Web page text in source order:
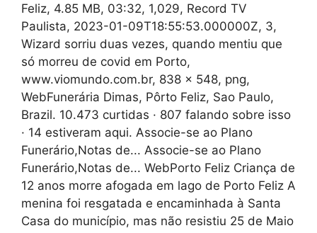
Feliz, 4.85 MB, 03:32, 1,029, Record TV
Paulista, 2023-01-09T18:55:53.000000Z, 3,
Wizard sorriu duas vezes, quando mentiu que
só morreu de covid em Porto,
www.viomundo.com.br, 838 x 548, png,
WebFunerária Dimas, Pôrto Feliz, Sao Paulo,
Brazil. 10.473 curtidas · 807 falando sobre isso
· 14 estiveram aqui. Associe-se ao Plano
Funerário,Notas de... Associe-se ao Plano
Funerário,Notas de... WebPorto Feliz Criança de
12 anos morre afogada em lago de Porto Feliz A
menina foi resgatada e encaminhada à Santa
Casa do município, mas não resistiu 25 de Maio